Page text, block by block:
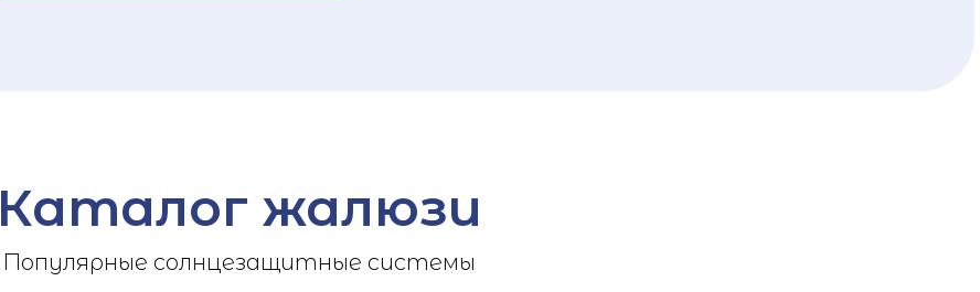
Каталог жалюзи
Популярные солнцезащитные системы